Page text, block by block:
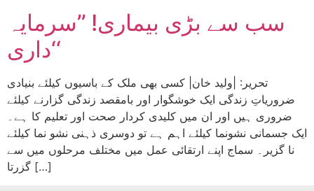
سب سے بڑی بیماری! ’’سرمایہ
داری‘‘
تحریر: |ولید خان| کسی بھی ملک کے باسیوں کیلئے بنیادی
ضروریاتِ زندگی ایک خوشگوار اور بامقصد زندگی گزارنے کیلئے
ضروری ہیں اور ان میں کلیدی کردار صحت اور تعلیم کا ہے۔
ایک جسمانی نشونما کیلئے اہم ہے تو دوسری ذہنی نشو نما کیلئے
نا گزیر۔ سماج اپنے ارتقائی عمل میں مختلف مرحلوں میں سے
گزرتا […]